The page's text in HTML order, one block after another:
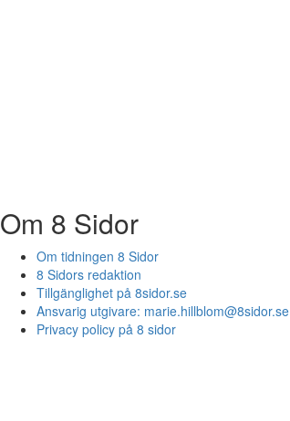
Om 8 Sidor
Om tidningen 8 Sidor
8 Sidors redaktion
Tillgänglighet på 8sidor.se
Ansvarig utgivare: marie.hillblom@8sidor.se
Privacy policy på 8 sidor